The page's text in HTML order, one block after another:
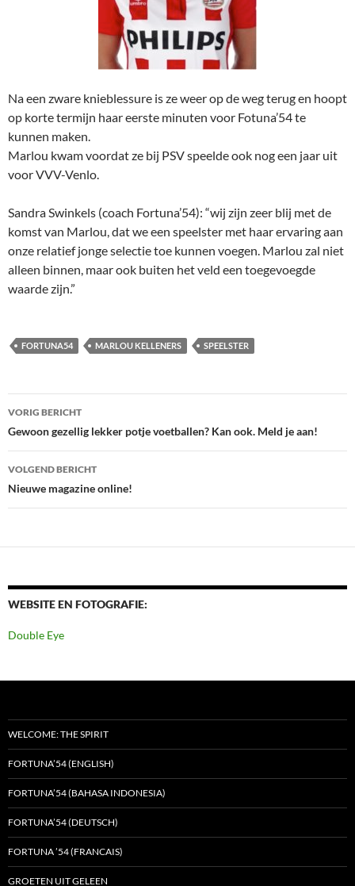
Na een zware knieblessure is ze weer op de weg terug en hoopt
op korte termijn haar eerste minuten voor Fotuna’54 te
kunnen maken.
Marlou kwam voordat ze bij PSV speelde ook nog een jaar uit
voor VVV-Venlo.
Sandra Swinkels (coach Fortuna’54): “wij zijn zeer blij met de
komst van Marlou, dat we een speelster met haar ervaring aan
onze relatief jonge selectie toe kunnen voegen. Marlou zal niet
alleen binnen, maar ook buiten het veld een toegevoegde
waarde zijn.”
FORTUNA54 MARLOU KELLENERS SPEELSTER
Bericht
navigatie
VORIG BERICHT
Gewoon gezellig lekker potje voetballen? Kan ook. Meld je aan!
VOLGEND BERICHT
Nieuwe magazine online!
WEBSITE EN FOTOGRAFIE:
Double Eye
WELCOME: THE SPIRIT
FORTUNA’54 (ENGLISH)
FORTUNA’54 (BAHASA INDONESIA)
FORTUNA’54 (DEUTSCH)
FORTUNA ’54 (FRANCAIS)
GROETEN UIT GELEEN